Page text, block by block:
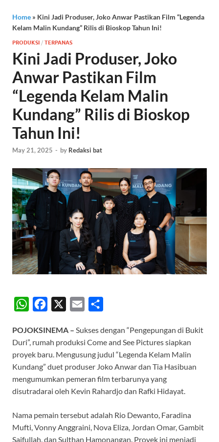
Home » Kini Jadi Produser, Joko Anwar Pastikan Film “Legenda
Kelam Malin Kundang” Rilis di Bioskop Tahun Ini!
PRODUKSI / TERPANAS
Kini Jadi Produser, Joko
Anwar Pastikan Film
“Legenda Kelam Malin
Kundang” Rilis di Bioskop
Tahun Ini!
May 21, 2025 - by Redaksi bat
W
a
t
s
A
p
c
e
b
o
o
a
i
a
r
e
POJOKSINEMA – Sukses dengan “Pengepungan di Bukit
Duri”, rumah produksi Come and See Pictures siapkan
proyek baru. Mengusung judul “Legenda Kelam Malin
Kundang” duet produser Joko Anwar dan Tia Hasibuan
mengumumkan pemeran film terbarunya yang
disutradarai oleh Kevin Rahardjo dan Rafki Hidayat.
Nama pemain tersebut adalah Rio Dewanto, Faradina
Mufti, Vonny Anggraini, Nova Eliza, Jordan Omar, Gambit
Saifullah, dan Sulthan Hamonangan. Proyek ini menjadi